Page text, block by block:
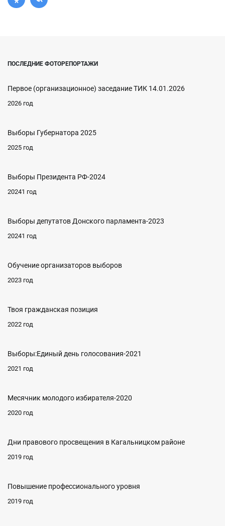
ПОСЛЕДНИЕ ФОТОРЕПОРТАЖИ
Первое (организационное) заседание ТИК 14.01.2026
2026 год
Выборы Губернатора 2025
2025 год
Выборы Президента РФ-2024
20241 год
Выборы депутатов Донского парламента-2023
20241 год
Обучение организаторов выборов
2023 год
Твоя гражданская позиция
2022 год
Выборы:Единый день голосования-2021
2021 год
Месячник молодого избирателя-2020
2020 год
Дни правового просвещения в Кагальницком районе
2019 год
Повышение профессионального уровня
2019 год